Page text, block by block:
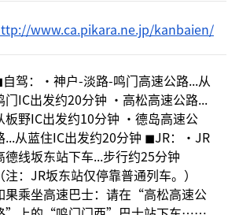
www.ca.pikara.ne.jp/kanbaien/
驾：・神户-淡路-鸣门高速公路...从
门IC出发约20分钟 ・高松高速公路...
板野IC出发约10分钟 ・德岛高速公
...从蓝住IC出发约20分钟 ◼︎JR：・JR
德线坂东站下车...步行约25分钟
（注：JR坂东站仅停靠普通列车。）
果乘坐高速巴士：请在“高松高速公